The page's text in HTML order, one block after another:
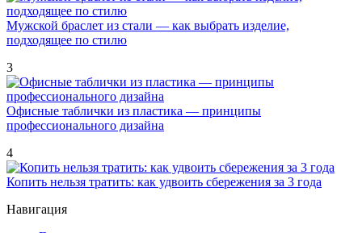
Мужской браслет из стали — как выбрать изделие,
подходящее по стилю
3
Офисные таблички из пластика — принципы
профессионального дизайна
4
Копить нельзя тратить: как удвоить сбережения за 3 года
Навигация